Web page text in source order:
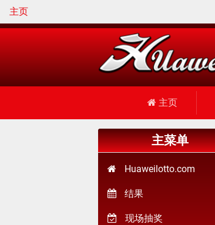
主页
主页
主菜单
Huaweilotto.com
结果
现场抽奖